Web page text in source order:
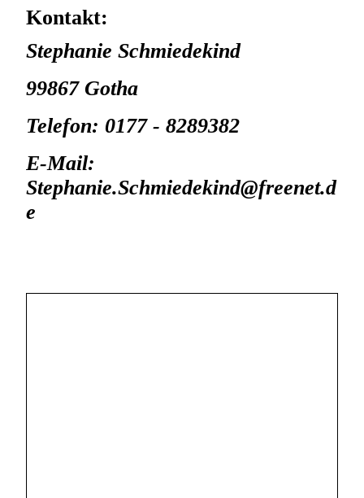
Kontakt:
Stephanie Schmiedekind
99867 Gotha
Telefon: 0177 - 8289382
E-Mail:
Stephanie.Schmiedekind@freenet.d
e